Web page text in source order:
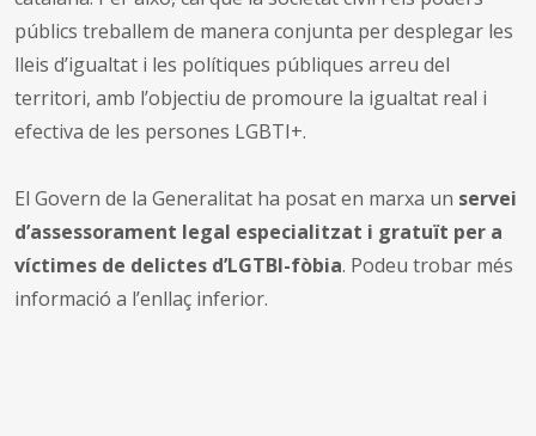
públics treballem de manera conjunta per desplegar les
lleis d’igualtat i les polítiques públiques arreu del
territori, amb l’objectiu de promoure la igualtat real i
efectiva de les persones LGBTI+.
El Govern de la Generalitat ha posat en marxa un servei
d’assessorament legal especialitzat i gratuït per a
víctimes de delictes d’LGTBI-fòbia. Podeu trobar més
informació a l’enllaç inferior.